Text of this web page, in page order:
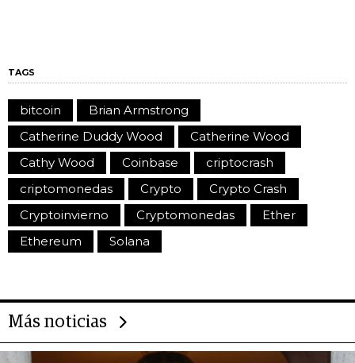
TAGS
bitcoin
Brian Armstrong
Catherine Duddy Wood
Catherine Wood
Cathy Wood
Coinbase
criptocrash
criptomonedas
Crypto
Crypto Crash
Cryptoinvierno
Cryptomonedas
Ether
Ethereum
Solana
Más noticias